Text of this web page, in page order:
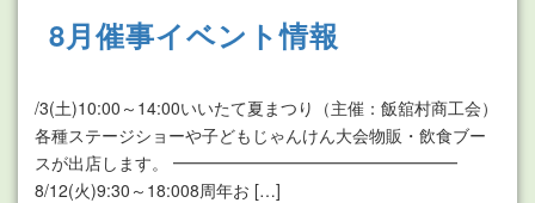
8月催事イベント情報
/3(土)10:00～14:00いいたて夏まつり（主催：飯舘村商工会）
各種ステージショーや子どもじゃんけん大会物販・飲食ブー
スが出店します。 ━━━━━━━━━━━━━━━━━
8/12(火)9:30～18:008周年お […]